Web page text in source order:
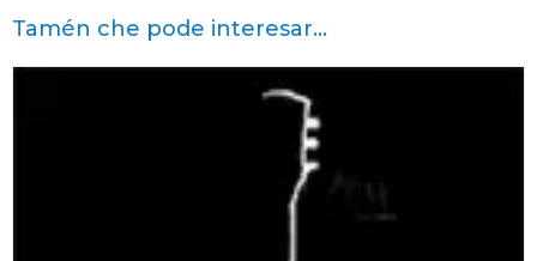
Tamén che pode interesar...